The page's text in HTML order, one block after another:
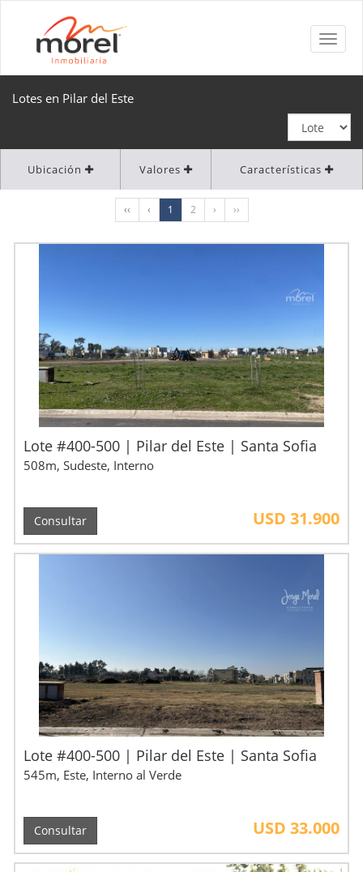
Lotes en Pilar del Este
Ubicación Valores Características
‹‹ ‹ 1 2 › ››
Lote #400-500 | Pilar del Este | Santa Sofia
508m, Sudeste, Interno
Consultar USD 31.900
Lote #400-500 | Pilar del Este | Santa Sofia
545m, Este, Interno al Verde
Consultar USD 33.000